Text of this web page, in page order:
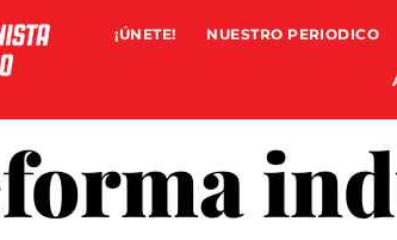
¡ÚNETE! NUESTRO PERIODICO